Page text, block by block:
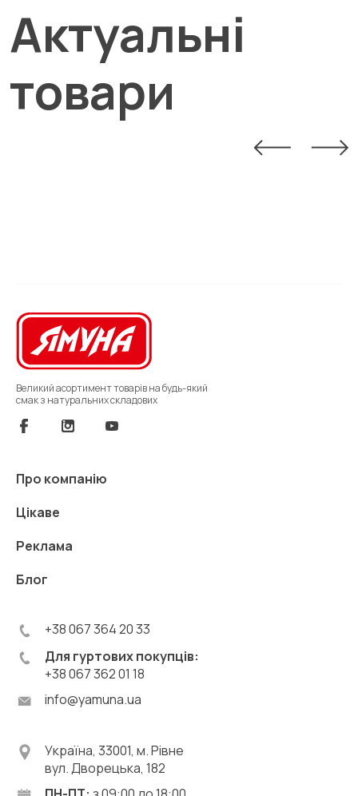
Актуальні
товари
Великий асортимент товарів на будь-який
смак з натуральних складових
+38 067 364 20 33
Для гуртових покупців:
+38 067 362 01 18
info@yamuna.ua
Про компанію
Цікаве
Реклама
Блог
Україна, 33001, м. Рівне
вул. Дворецька, 182